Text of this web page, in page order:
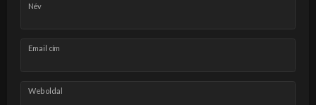
Név
Email cím
Weboldal